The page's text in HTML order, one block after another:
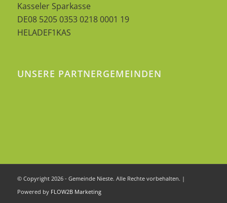
Kasseler Sparkasse
DE08 5205 0353 0218 0001 19
HELADEF1KAS
UNSERE PARTNERGEMEINDEN
© Copyright 2026 - Gemeinde Nieste. Alle Rechte vorbehalten. |
Powered by FLOW2B Marketing